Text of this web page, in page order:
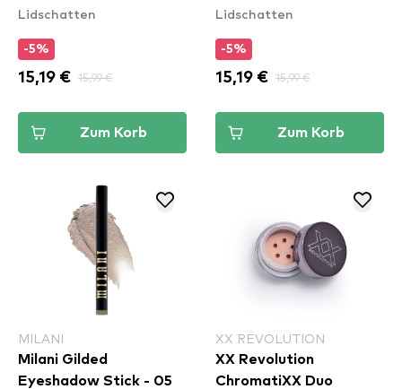
Lidschatten
-5%
15,19 € 15,99 €
Zum Korb
Lidschatten
-5%
15,19 € 15,99 €
Zum Korb
MILANI
Milani Gilded
Eyeshadow Stick - 05
XX REVOLUTION
XX Revolution
ChromatiXX Duo